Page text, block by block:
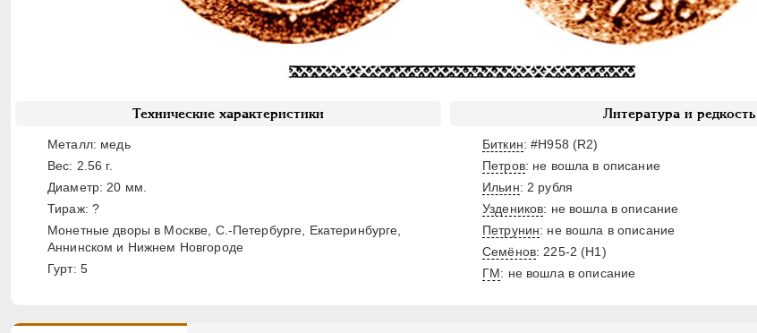
Технические характеристики
Металл: медь
Вес: 2.56 г.
Диаметр: 20 мм.
Тираж: ?
Монетные дворы в Москве, С.-Петербурге, Екатеринбурге,
Аннинском и Нижнем Новгороде
Гурт: 5
Литература и редкость
Биткин: #H958 (R2)
Петров: не вошла в описание
Ильин: 2 рубля
Уздеников: не вошла в описание
Петрунин: не вошла в описание
Семёнов: 225-2 (H1)
ГМ: не вошла в описание